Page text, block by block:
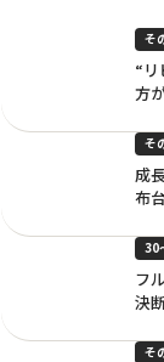
“
方
イ
そ
成
布
の
そ
フ
決
30
そ